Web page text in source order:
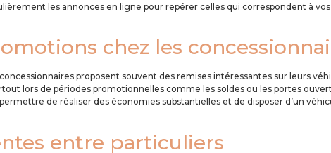
les annonces en ligne pour repérer celles qui correspondent à
chez les
proposent souvent des remises intéressantes sur leurs
lors de périodes promotionnelles comme les soldes ou les portes
de réaliser des économies substantielles et de disposer d’un
entre particuliers